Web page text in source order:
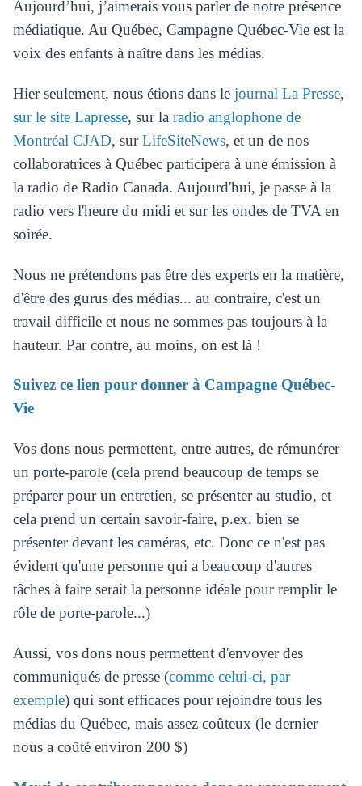
Aujourd’hui, j’aimerais vous parler de notre présence
médiatique. Au Québec, Campagne Québec-Vie est la
voix des enfants à naître dans les médias.
Hier seulement, nous étions dans le journal La Presse,
sur le site Lapresse, sur la radio anglophone de
Montréal CJAD, surLifeSiteNews, et un de nos
collaboratrices à Québec participera à une émission à
la radio de Radio Canada. Aujourd'hui, je passe à la
radio vers l'heure du midi et sur les ondes de TVA en
soirée.
Nous ne prétendons pas être des experts en la matière,
d'être des gurus des médias... au contraire, c'est un
travail difficile et nous ne sommes pas toujours à la
hauteur. Par contre, au moins, on est là !
Suivez ce lien pour donner à Campagne Québec-
Vie
Vos dons nous permettent, entre autres, de rémunérer
un porte-parole (cela prend beaucoup de temps se
préparer pour un entretien, se présenter au studio, et
cela prend un certain savoir-faire, p.ex. bien se
présenter devant les caméras, etc. Donc ce n'est pas
évident qu'une personne qui a beaucoup d'autres
tâches à faire serait la personne idéale pour remplir le
rôle de porte-parole...)
Aussi, vos dons nous permettent d'envoyer des
communiqués de presse (comme celui-ci, par
exemple) qui sont efficaces pour rejoindre tous les
médias du Québec, mais assez coûteux (le dernier
nous a coûté environ 200 $)